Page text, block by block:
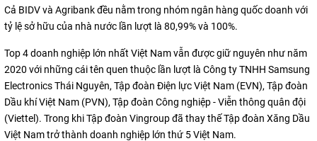
Cả BIDV và Agribank đều nằm trong nhóm ngân hàng quốc doanh với
tỷ lệ sở hữu của nhà nước lần lượt là 80,99% và 100%.
Top 4 doanh nghiệp lớn nhất Việt Nam vẫn được giữ nguyên như năm
2020 với những cái tên quen thuộc lần lượt là Công ty TNHH Samsung
Electronics Thái Nguyên, Tập đoàn Điện lực Việt Nam (EVN), Tập đoàn
Dầu khí Việt Nam (PVN), Tập đoàn Công nghiệp - Viễn thông quân đội
(Viettel). Trong khi Tập đoàn Vingroup đã thay thế Tập đoàn Xăng Dầu
Việt Nam trở thành doanh nghiệp lớn thứ 5 Việt Nam.